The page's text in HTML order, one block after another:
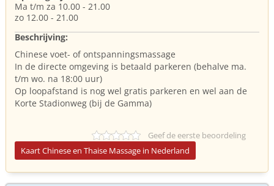
Ma t/m za 10.00 - 21.00
zo 12.00 - 21.00
Beschrijving:
Chinese voet- of ontspanningsmassage
In de directe omgeving is betaald parkeren (behalve ma.
t/m wo. na 18:00 uur)
Op loopafstand is nog wel gratis parkeren en wel aan de
Korte Stadionweg (bij de Gamma)
Geef de eerste beoordeling
Kaart Chinese en Thaise Massage in Nederland